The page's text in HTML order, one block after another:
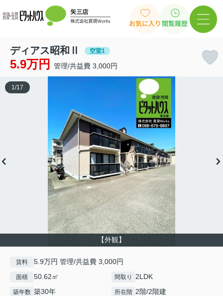
お気に入り 閲覧履歴
ディアス昭和Ⅱ 空室1
5.9万円 管理/共益費 3,000円
【外観】
1/17
賃料 5.9万円 管理/共益費 3,000円
面積 50.62㎡ 間取り 2LDK
築年数 築30年 所在階 2階/2階建